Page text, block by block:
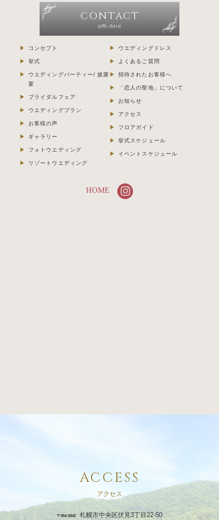
CONTACT
お問い合わせ
コンセプト
挙式
ウエディングパーティー/ 披露
宴
ブライダルフェア
ウエディングプラン
お客様の声
ギャラリー
フォトウエディング
リゾートウエディング
ウエディングドレス
よくあるご質問
招待されたお客様へ
「恋人の聖地」について
お知らせ
アクセス
フロアガイド
挙式スケジュール
イベントスケジュール
HOME
ACCESS
アクセス
〒064-0942 札幌市中央区伏見3丁目22-50